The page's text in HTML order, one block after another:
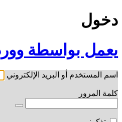
دخول
يعمل بواسطة
اسم المستخدم أو البريد الإلكتروني
كلمة المرور